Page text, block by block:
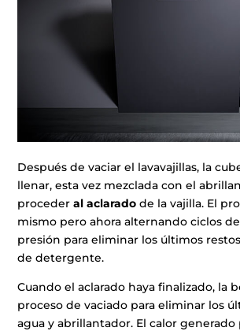
Después de vaciar el lavavajillas, la
llenar, esta vez mezclada con el
procederal aclarado de la vajilla. El
mismo pero ahora alternando ciclos
presión para eliminar los últimos
de detergente.
Cuando el aclarado haya finalizado, la
proceso de vaciado para eliminar los
agua y abrillantador. El calor generado